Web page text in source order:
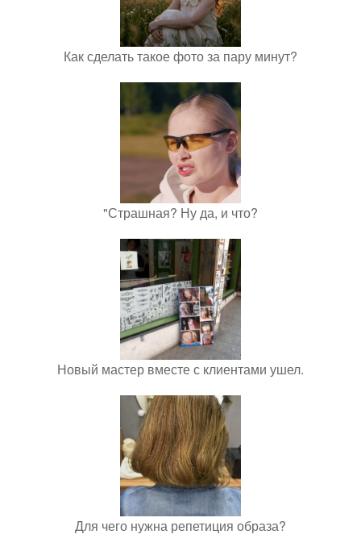
Как сделать такое фото за пару минут?
"Страшная? Ну да, и что?
Новый мастер вместе с клиентами ушел.
Для чего нужна репетиция образа?